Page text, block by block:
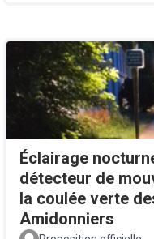
Éclairage
détecteur de
la coulée verte
Amidonniers